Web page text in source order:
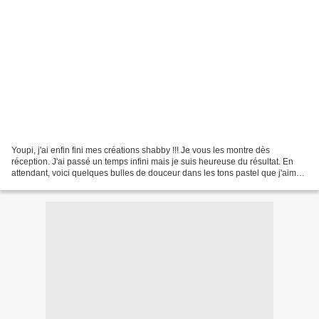
Youpi, j'ai enfin fini mes créations shabby !!! Je vous les montre dès
réception. J'ai passé un temps infini mais je suis heureuse du résultat. En
attendant, voici quelques bulles de douceur dans les tons pastel que j'aime.